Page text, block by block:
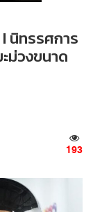
I นิทรรศการ
ม่วงขนาด
193